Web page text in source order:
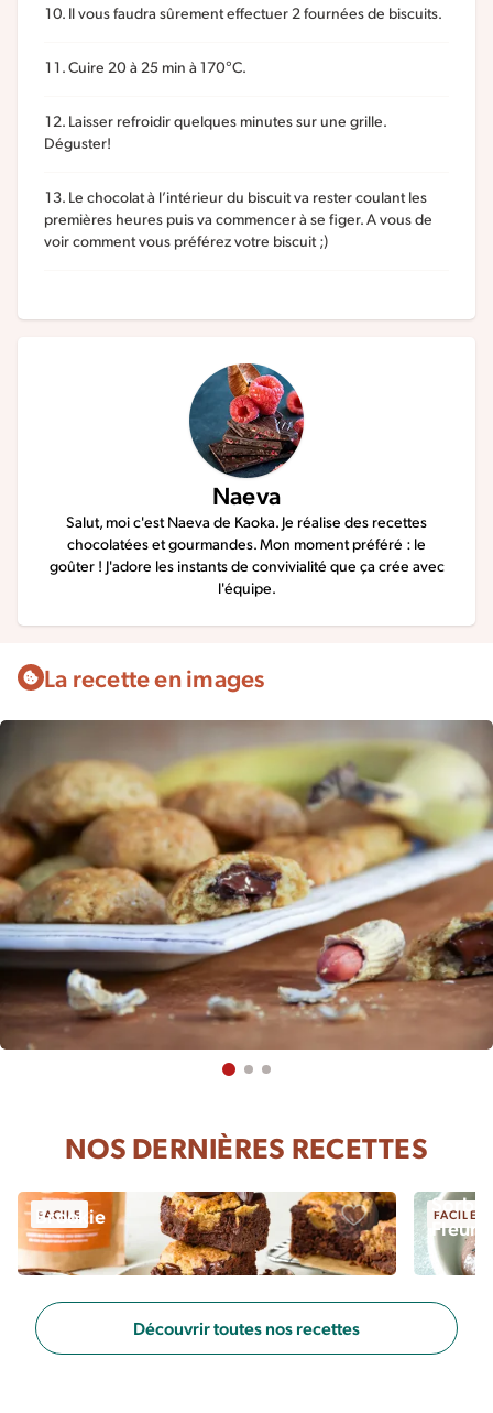
Naeva
Salut, moi c'est Naeva de Kaoka. Je réalise des recettes
chocolatées et gourmandes. Mon moment préféré : le
goûter ! J'adore les instants de convivialité que ça crée avec
l'équipe.
Il vous faudra sûrement effectuer 2 fournées de biscuits.
Cuire 20 à 25 min à 170°C.
Laisser refroidir quelques minutes sur une grille.
Déguster!
Le chocolat à l’intérieur du biscuit va rester coulant les
premières heures puis va commencer à se figer. A vous de
voir comment vous préférez votre biscuit ;)
La recette en images
NOS DERNIÈRES RECETTES
FACILE
Brookie Sauvegarder
FACILE
Fleur
Découvrir toutes nos recettes